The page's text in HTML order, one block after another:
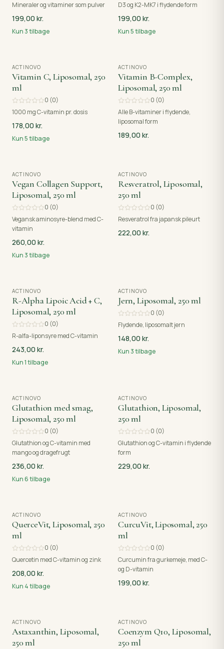
Mineraler og vitaminer som pulver
199,00 kr.
Kun 3tilbage
D3 og K2-MK7 i flydende form
199,00 kr.
Kun5tilbage
ACTINOVO
Vitamin C, Liposomal, 250
ml
0 (0)
1000 mg C-vitamin pr. dosis
178,00 kr.
Kun5tilbage
ACTINOVO
Vitamin B-Complex,
Liposomal, 250 ml
0 (0)
Alle B-vitaminer i flydende,
liposomal form
189,00 kr.
ACTINOVO
Vegan Collagen Support,
Liposomal, 250 ml
0 (0)
Vegansk aminosyre-blend med C-
vitamin
260,00 kr.
Kun 3tilbage
UDSOLGT
ACTINOVO
Resveratrol, Liposomal,
250 ml
0 (0)
Resveratrol fra japansk pileurt
222,00 kr.
ACTINOVO
R-Alpha Lipoic Acid + C,
Liposomal, 250 ml
0 (0)
R-alfa-liponsyre med C-vitamin
243,00 kr.
Kun1tilbage
ACTINOVO
Jern, Liposomal, 250 ml
0 (0)
Flydende, liposomalt jern
148,00 kr.
Kun 3tilbage
ACTINOVO
Glutathion med smag,
Liposomal, 250 ml
0 (0)
Glutathion og C-vitamin med
mango og dragefrugt
236,00 kr.
Kun6tilbage
ACTINOVO
Glutathion, Liposomal,
250 ml
0 (0)
Glutathion og C-vitamin i flydende
form
229,00 kr.
ACTINOVO
QuerceVit, Liposomal, 250
ml
0 (0)
Quercetin med C-vitamin og zink
208,00 kr.
Kun 4tilbage
ACTINOVO
CurcuVit, Liposomal, 250
ml
0 (0)
Curcumin fra gurkemeje, med C-
og D-vitamin
199,00 kr.
ACTINOVO
Astaxanthin, Liposomal,
250 ml
ACTINOVO
Coenzym Q10, Liposomal,
250 ml